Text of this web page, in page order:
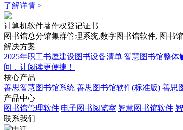
了解详情 >
计算机软件著作权登记证书
图书馆总分馆集群管理系统,数字图书馆软件, 图书
解决方案
2025年职工书屋建设图书设备清单 智慧图书馆整体
间，让阅读更便捷！
核心产品
善思智慧图书馆系统 善思图书馆软件(标准版) 善思
产品中心
图书馆管理软件 电子图书阅览室 智慧图书馆软件
联系我们